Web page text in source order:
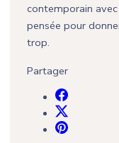
contemporain
pensée pour
trop.
Partager